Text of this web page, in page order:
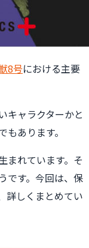
8号における主要
キャラクターかと
あります。
まれています。そ
です。今回は、保
詳しくまとめてい